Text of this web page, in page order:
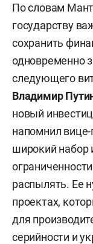
По словам
государству
сохранить
одновременно
следующего
Владимир
новый
напомнил
широкий набор
распылять. Ее
проектах,
для
серийности и